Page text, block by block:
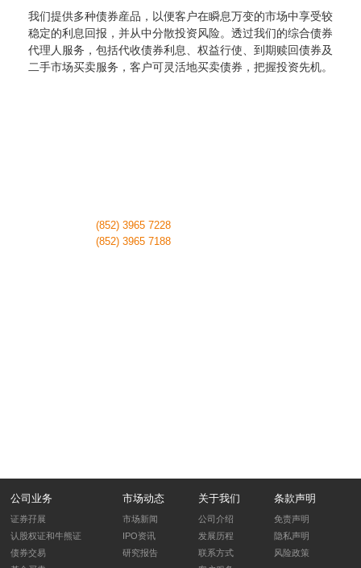
我们提供多种债券産品，以便客户在瞬息万变的市场中享受较
稳定的利息回报，并从中分散投资风险。透过我们的综合债券
代理人服务，包括代收债券利息、权益行使、到期赎回债券及
二手市场买卖服务，客户可灵活地买卖债券，把握投资先机。
联络电话：(852) 3965 7228
传真号码：(852) 3965 7188
公司业务
证券孖展
认股权证和牛熊证
债券交易
市场动态
市场新闻
IPO资讯
研究报告
关于我们
公司介绍
发展历程
联系方式
条款声明
免责声明
隐私声明
风险政策